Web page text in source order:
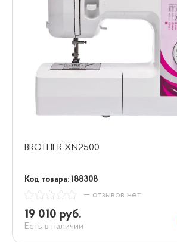
BROTHER XN2500
Код товара: 188308
— отзывов нет
19 010 руб.
Есть в наличии